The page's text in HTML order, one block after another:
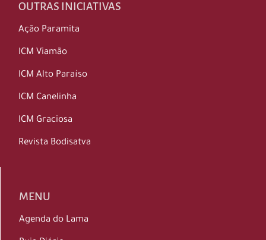
OUTRAS INICIATIVAS
Ação Paramita
ICM Viamão
ICM Alto Paraíso
ICM Canelinha
ICM Graciosa
Revista Bodisatva
MENU
Agenda do Lama